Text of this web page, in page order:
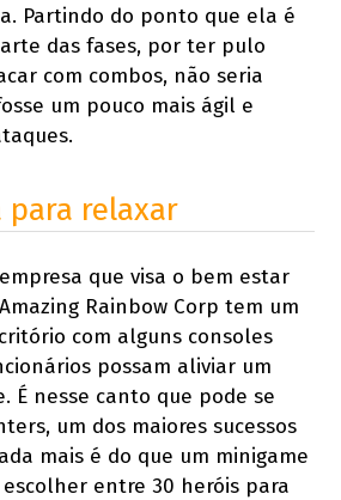
Partindo do ponto que ela é
das fases, por ter pulo
com combos, não seria
um pouco mais ágil e
relaxar
que visa o bem estar
Rainbow Corp tem um
com alguns consoles
possam aliviar um
É nesse canto que pode se
um dos maiores sucessos
mais é do que um minigame
entre 30 heróis para